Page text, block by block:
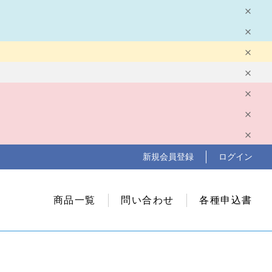
新規会員登録 ログイン
商品一覧 問い合わせ 各種申込書